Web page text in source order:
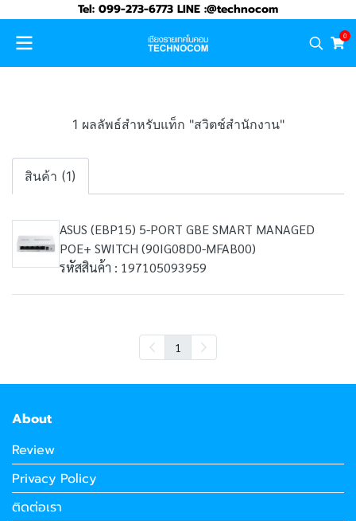
Tel: 099-273-6773 LINE :@technocom
0
1 ผลลัพธ์สำหรับแท็ก "สวิตช์สำนักงาน"
สินค้า (1)
ASUS (EBP15) 5-PORT GBE SMART MANAGED
POE+ SWITCH (90IG08D0-MFAB00)
รหัสสินค้า : 197105093959
1
About
Review
Privacy Policy
ติดต่อเรา